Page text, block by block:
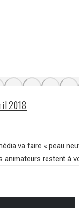
2018
va faire « peau
animateurs restent